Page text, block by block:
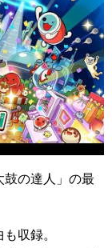
鼓の達人」の最
収録。